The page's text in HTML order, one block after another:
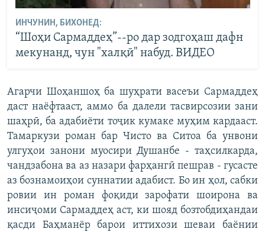
ИНЧУНИН, БИХОНЕД:
“Шоҳи Сармаддеҳ”--ро дар зодгоҳаш дафн
мекунанд, чун "халқӣ" набуд. ВИДЕО
Агарчи Шоҳаншоҳ ба шуҳрати васеъи Сармаддеҳ
даст наёфтааст, аммо ба далели тасвирсозии зани
шаҳрӣ, ба адабиёти тоҷик кумаке муҳим кардааст.
Тамаркузи роман бар Чисто ва Ситоа ба унвони
улгуҳои занони муосири Душанбе - таҳсилкарда,
чандзабона ва аз назари фарҳангӣ пешрав - гусасте
аз бознамоиҳои суннатии адабист. Бо ин ҳол, сабки
ровии ин роман фоқиди зарофати шоирона ва
инсиҷоми Сармаддеҳ аст, ки шояд бозтобдиҳандаи
қасди Баҳманёр барои иттихози шеваи баёнии